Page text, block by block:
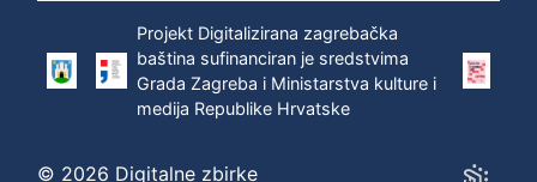
Projekt Digitalizirana zagrebačka
baština sufinanciran je sredstvima
Grada Zagreba i Ministarstva kulture i
medija Republike Hrvatske
© 2026 Digitalne zbirke